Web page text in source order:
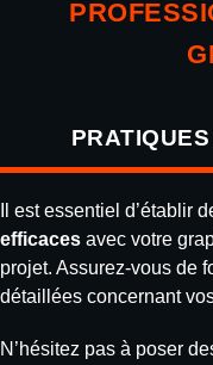
Il est essentiel d’établir
efficaces avec votre
projet. Assurez-vous de
détaillées concernant
N’hésitez pas à poser